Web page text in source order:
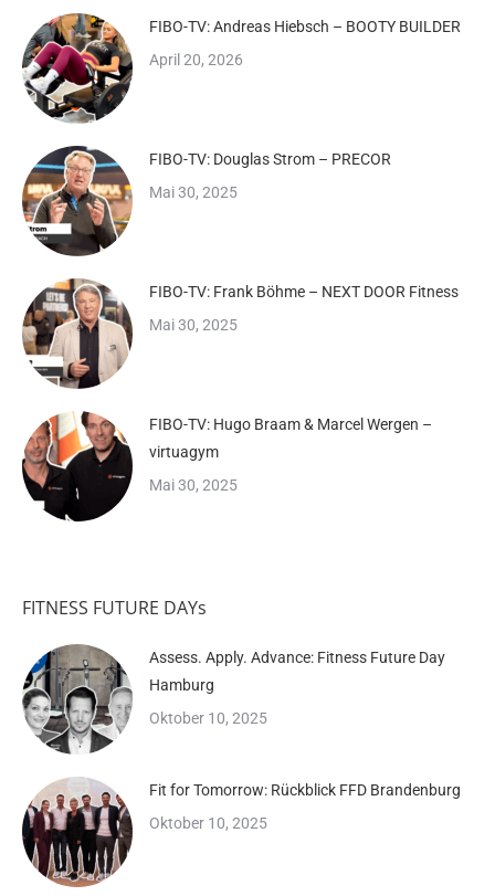
FIBO-TV: Andreas Hiebsch – BOOTY BUILDER
April 20, 2026
FIBO-TV: Douglas Strom – PRECOR
Mai 30, 2025
FIBO-TV: Frank Böhme – NEXT DOOR Fitness
Mai 30, 2025
FIBO-TV: Hugo Braam & Marcel Wergen –
virtuagym
Mai 30, 2025
FITNESS FUTURE DAYs
Assess. Apply. Advance: Fitness Future Day
Hamburg
Oktober 10, 2025
Fit for Tomorrow: Rückblick FFD Brandenburg
Oktober 10, 2025